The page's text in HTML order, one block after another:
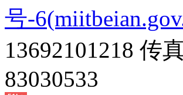
号-
13692101218 传
83030533